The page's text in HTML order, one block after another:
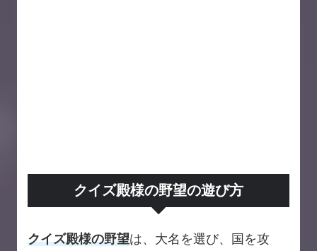
クイズ殿様の野望の遊び方
クイズ殿様の野望は、大名を選び、国を攻